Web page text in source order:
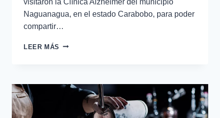
Naguanagua, en el estado Carabobo, para poder
compartir…
LEER MÁS